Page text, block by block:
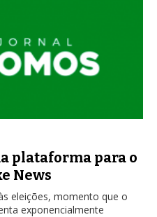
plataforma para o
News
eleições, momento que o
exponencialmente